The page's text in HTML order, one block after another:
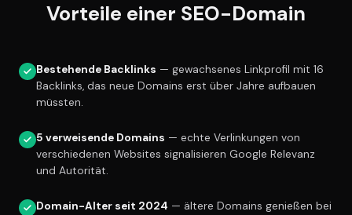
Vorteile einer SEO-Domain
Bestehende Backlinks — gewachsenes Linkprofil mit 16
Backlinks, das neue Domains erst über Jahre aufbauen
müssten.
5 verweisende Domains — echte Verlinkungen von
verschiedenen Websites signalisieren Google Relevanz
und Autorität.
Domain-Alter seit 2024 — ältere Domains genießen bei